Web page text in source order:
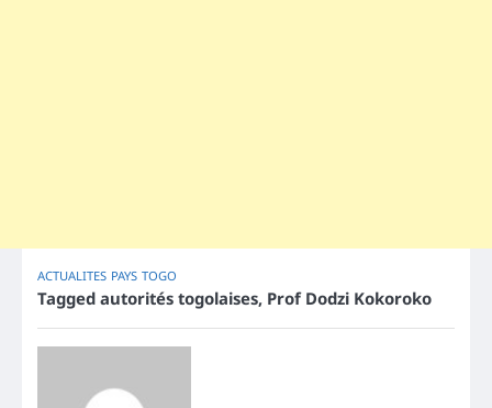
ACTUALITES PAYS TOGO
Tagged autorités togolaises, Prof Dodzi Kokoroko